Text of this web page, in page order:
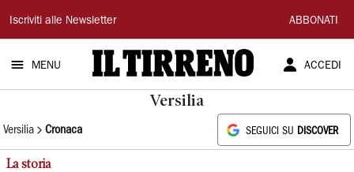
Il
Tirreno
Iscriviti alle Newsletter ABBONATI
MENU ACCEDI
Versilia
Versilia Cronaca SEGUICI SU DISCOVER
La storia